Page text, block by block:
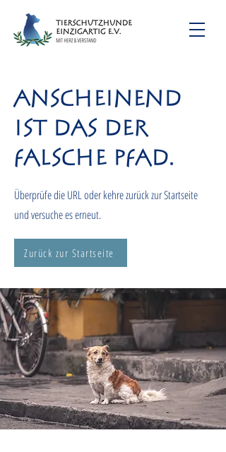
Anscheinend
ist das der
falsche Pfad.
Überprüfe die URL oder kehre zurück zur Startseite
und versuche es erneut.
Zurück zur Startseite